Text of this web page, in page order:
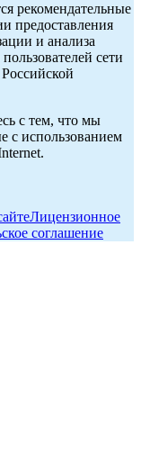
рекомендательные
предоставления
и анализа
сети
с тем, что мы
с использованием
Лицензионное
соглашение